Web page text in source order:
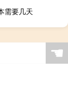
需要几天
☚